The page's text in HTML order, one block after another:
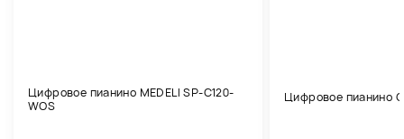
Цифровое пианино MEDELI SP-C120-
WOS
Цифровое пианино